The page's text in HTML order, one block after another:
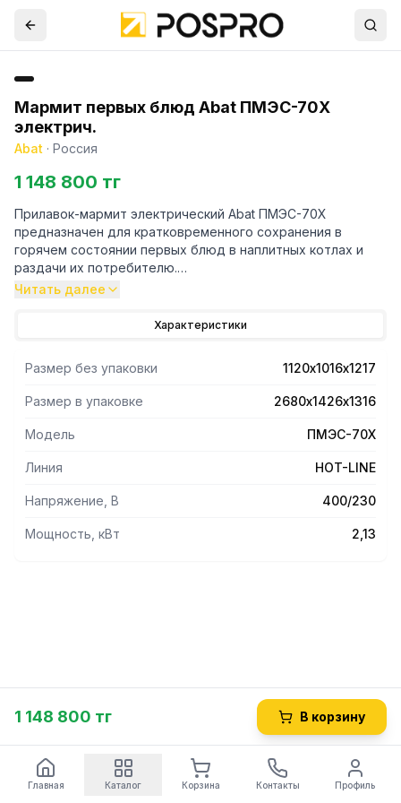
Мармит первых блюд Abat ПМЭС-70Х
электрич.
Abat · Россия
1 148 800 тг
Прилавок-мармит электрический Abat ПМЭС-70Х
предназначен для кратковременного сохранения в
горячем состоянии первых блюд в наплитных котлах и
раздачи их потребителю.
2 конфорки диам. 220 мм.
нагрузка на полку 20 кг.
Читать далее
Характеристики
Размер без упаковки 1120х1016х1217
Размер в упаковке 2680х1426х1316
Модель ПМЭС-70Х
Линия HOT-LINE
Напряжение, В 400/230
Мощность, кВт 2,13
1 148 800 тг В корзину
Главная Каталог Корзина Контакты Профиль